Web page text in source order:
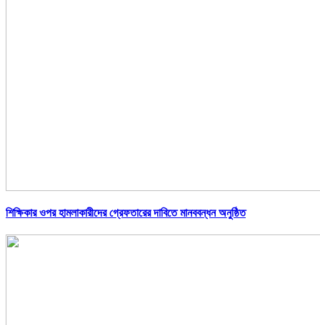
শিক্ষিকার ওপর হামলাকারীদের গ্রেফতারের দাবিতে মানববন্ধন অনুষ্ঠিত